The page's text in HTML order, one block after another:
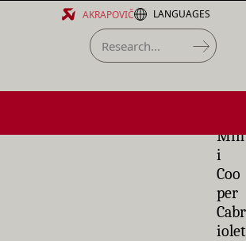
LANGUAGES
AKRAPOVIČ
Min
i
Coo
per
Cabr
iolet